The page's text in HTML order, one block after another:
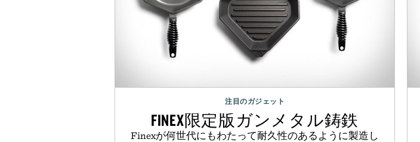
注目のガジェット
FINEX限定版ガンメタル鋳鉄
Finexが何世代にもわたって耐久性のあるように製造し